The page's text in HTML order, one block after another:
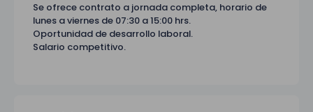
Se ofrece contrato a jornada completa, horario de
lunes a viernes de 07:30 a 15:00 hrs.
Oportunidad de desarrollo laboral.
Salario competitivo.